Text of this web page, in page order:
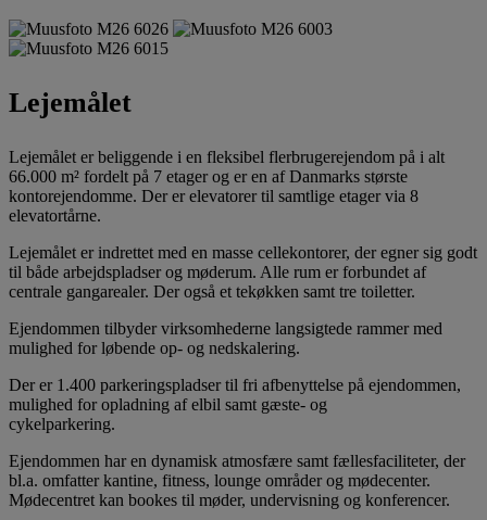
Lejemålet
Lejemålet er beliggende i en fleksibel flerbrugerejendom på i alt
66.000 m² fordelt på 7 etager og er en af Danmarks største
kontorejendomme. Der er elevatorer til samtlige etager via 8
elevatortårne.
Lejemålet er indrettet med en masse cellekontorer, der egner sig godt
til både arbejdspladser og møderum. Alle rum er forbundet af
centrale gangarealer. Der også et tekøkken samt tre toiletter.
Ejendommen tilbyder virksomhederne langsigtede rammer med
mulighed for løbende op- og nedskalering.
Der er 1.400 parkeringspladser til fri afbenyttelse på ejendommen,
mulighed for opladning af elbil samt gæste- og
cykelparkering.
Ejendommen har en dynamisk atmosfære samt fællesfaciliteter, der
bl.a. omfatter kantine, fitness, lounge områder og mødecenter.
Mødecentret kan bookes til møder, undervisning og konferencer.